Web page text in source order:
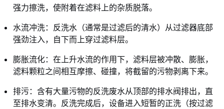
强力擦洗，使附着在滤料上的杂质脱落。
水流冲洗：反洗水（通常是过滤后的清水）从过滤器底部
强劲注入，自下而上穿过滤料层。
膨胀流化：在上升水流的作用下，滤料层被冲散、膨胀，
滤料颗粒之间相互摩擦、碰撞，将截留的污物剥离下来。
排污：含有大量污物的反洗废水从顶部的排水阀排出，直
至排水变清。反洗完成后，设备进入短暂的正洗（按过滤